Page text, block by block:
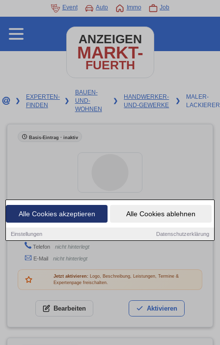
Alle Cookies akzeptieren Alle Cookies ablehnen
Einstellungen Datenschutzerklärung
Event Auto Immo Job
ANZEIGEN
MARKT-
FUERTH
❯
EXPERTEN-
FINDEN
❯
BAUEN-
UND-
WOHNEN
❯
HANDWERKER-
UND-GEWERKE
❯
MALER-
LACKIERER
Basis-Eintrag · inaktiv
Vogt Gerhard Maler und Lackierer
Adresse
Telefon
nicht hinterlegt
E-Mail
nicht hinterlegt
Jetzt aktivieren: Logo, Beschreibung, Leistungen, Termine &
Expertenpage freischalten.
Bearbeiten Aktivieren